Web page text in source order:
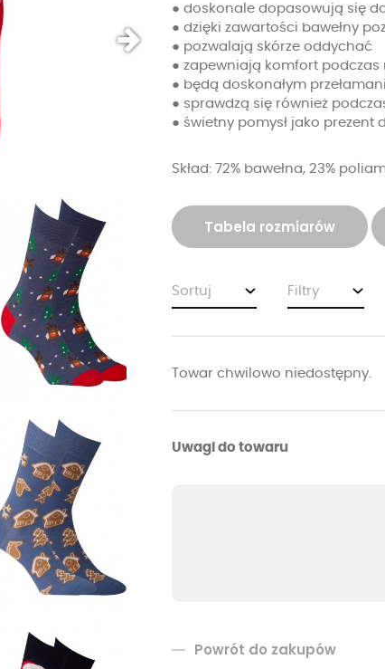
● doskonale dopasowują się
● dzięki zawartości bawełny
● pozwalają skórze oddychać
● zapewniają komfort podczas
● będą doskonałym
● sprawdzą się również
● świetny pomysł jako prezent
Skład: 72% bawełna, 23%
Tabela rozmiarów
Sortuj Filtry
Towar chwilowo niedostępny.
Uwagi do towaru
Powrót do zakupów